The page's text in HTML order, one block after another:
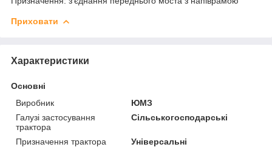
Приховати
Характеристики
Основні
Виробник
ЮМЗ
Галузі застосування
трактора
Сільськогосподарські
Призначення трактора
Універсальні